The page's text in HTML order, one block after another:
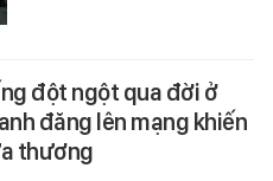
đột ngột qua đời ở
đăng lên mạng khiến
thương